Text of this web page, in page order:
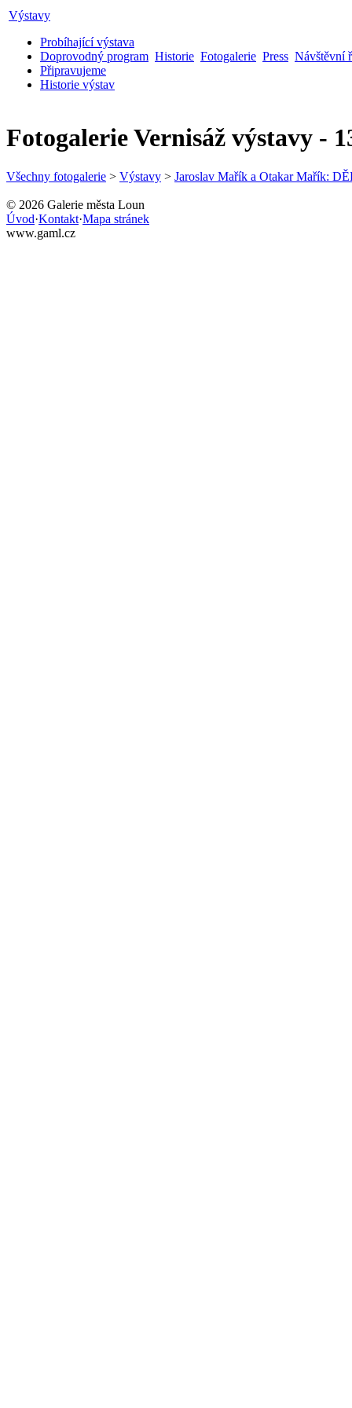
Výstavy
Probíhající výstava
Doprovodný program
Připravujeme
Historie výstav
Historie Fotogalerie Press Návštěvní
FotogalerieVernisáž výstavy -
Všechny fotogalerie > Výstavy > Jaroslav Mařík a Otakar Mařík:
© 2026 Galerie města Loun
Úvod·Kontakt·Mapa stránek
www.gaml.cz